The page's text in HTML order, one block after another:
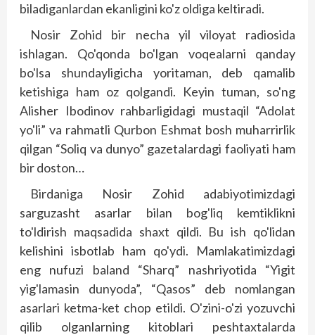
biladiganlardan ekanligini ko'z oldiga keltiradi.
Nosir Zohid bir necha yil viloyat radiosida
ishlagan. Qo'qonda bo'lgan voqealarni qanday
bo'lsa shundayligicha yoritaman, deb qamalib
ketishiga ham oz qolgandi. Keyin tuman, so'ng
Alisher Ibodinov rahbarligidagi mustaqil “Adolat
yo'li” va rahmatli Qurbon Eshmat bosh muharrirlik
qilgan “Soliq va dunyo” gazetalardagi faoliyati ham
bir dos­ton…
Birdaniga Nosir Zohid adabiyotimizdagi
sarguzasht asarlar bilan bog'liq kemtiklikni
to'ldirish maqsadida shaxt qildi. Bu ish qo'lidan
kelishini isbotlab ham qo'ydi. Mamlakatimizdagi
eng nufuzi baland “Sharq” nashriyotida “Yigit
yig'lamasin dunyoda”, “Qasos” deb nomlangan
asarlari ketma-ket chop etildi. O'zini-o'zi yozuvchi
qilib olganlarning kitoblari peshtaxtalarda